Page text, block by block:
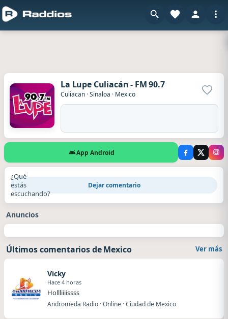
La Lupe Culiacán - FM 90.7
Culiacan ·Sinaloa · Mexico
App Android
¿Qué
estás
escuchando?
Dejar comentario
Anuncios
Últimos comentarios de Mexico Ver más
Vicky
Hace 4 horas
Hollliiiissss
Andromeda Radio · Online · Ciudad de Mexico